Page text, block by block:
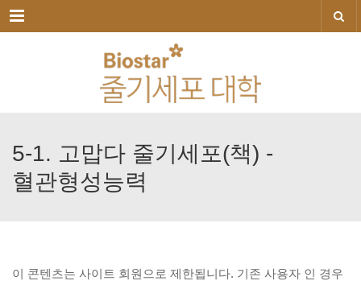
메뉴
5-1. 고맙다 줄기세포(책) -
혈관형성능력
이 콘텐츠는 사이트 회원으로 제한됩니다. 기존 사용자 인 경우